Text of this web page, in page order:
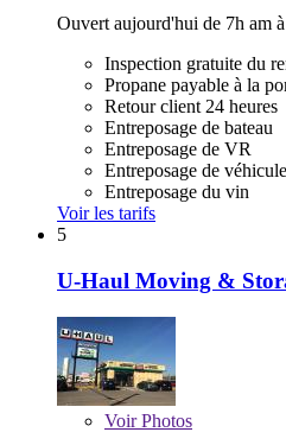
Ouvert aujourd'hui de 7h am
Inspection gratuite du
Propane payable à la
Retour client 24 heures
Entreposage de bateau
Entreposage de VR
Entreposage de
Entreposage du vin
Voir les tarifs
5
U-Haul Moving &
VoirPhotos